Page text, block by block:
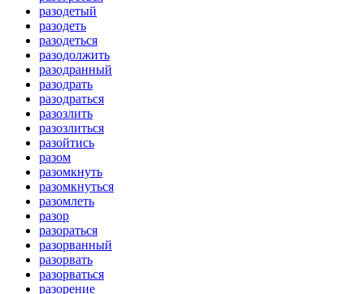
разодетый
разодеть
разодеться
разодолжить
разодранный
разодрать
разодраться
разозлить
разозлиться
разойтись
разом
разомкнуть
разомкнуться
разомлеть
разор
разораться
разорванный
разорвать
разорваться
разорение